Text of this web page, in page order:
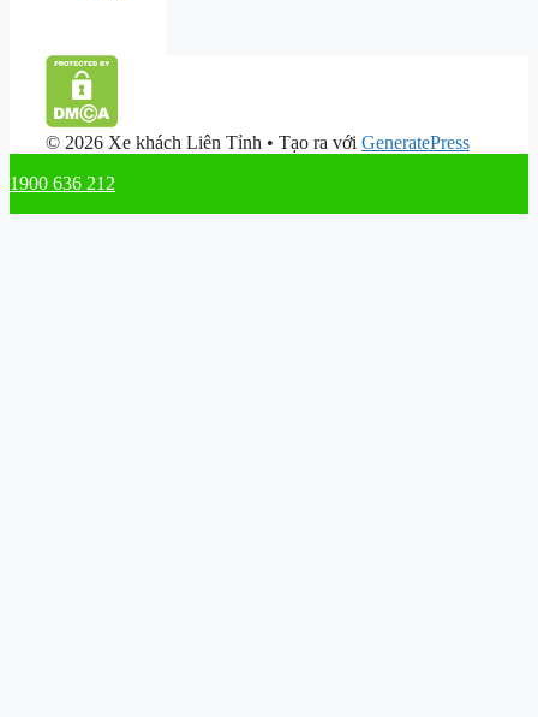
© 2026 Xe khách Liên Tỉnh • Tạo ra với GeneratePress
1900 636 212